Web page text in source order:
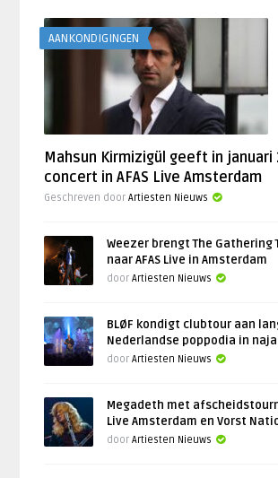
AANKONDIGINGEN
Mahsun Kirmizigül geeft in januari
concert in AFAS Live Amsterdam
Geschreven doorArtiesten Nieuws
Weezer brengt The Gathering
naar AFAS Live in Amsterdam
doorArtiesten Nieuws
BLØF kondigt clubtour aan
Nederlandse poppodia in
doorArtiesten Nieuws
Megadeth met
Live Amsterdam en Vorst
doorArtiesten Nieuws